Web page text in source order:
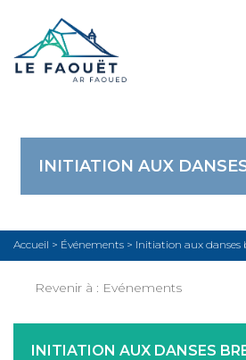
INITIATION AUX
Accueil > Événements > Initiation aux danses
Revenir à : Evénements
INITIATION AUX DANSES